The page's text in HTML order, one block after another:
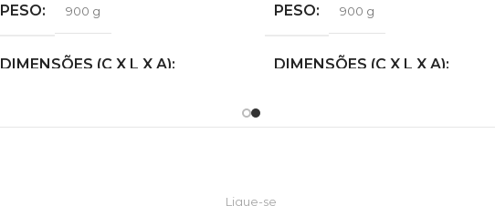
PESO 900 g
DIMENSÕES (C X L X A)
PESO 900 g
DIMENSÕES (C X L X A)
Ligue-se